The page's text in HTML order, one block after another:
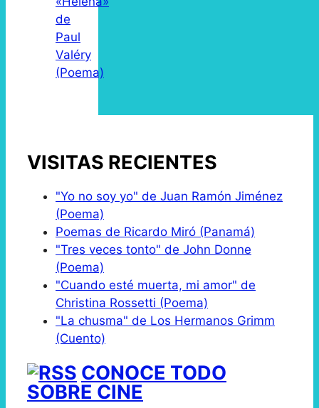
de
Paul
Valéry
(Poema)
VISITAS RECIENTES
"Yo no soy yo" de Juan Ramón Jiménez
(Poema)
Poemas de Ricardo Miró (Panamá)
"Tres veces tonto" de John Donne
(Poema)
"Cuando esté muerta, mi amor" de
Christina Rossetti (Poema)
"La chusma" de Los Hermanos Grimm
(Cuento)
CONOCE TODO
SOBRE CINE